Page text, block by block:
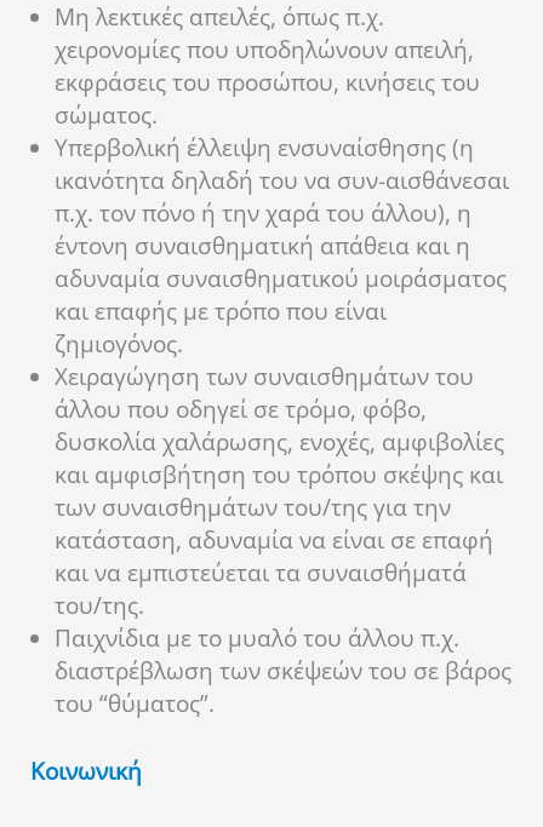
Μη λεκτικές απειλές, όπως π.χ.
χειρονομίες που υποδηλώνουν απειλή,
εκφράσεις του προσώπου, κινήσεις του
σώματος.
Υπερβολική έλλειψη ενσυναίσθησης (η
ικανότητα δηλαδή του να συν-αισθάνεσαι
π.χ. τον πόνο ή την χαρά του άλλου), η
έντονη συναισθηματική απάθεια και η
αδυναμία συναισθηματικού μοιράσματος
και επαφής με τρόπο που είναι
ζημιογόνος.
Χειραγώγηση των συναισθημάτων του
άλλου που οδηγεί σε τρόμο, φόβο,
δυσκολία χαλάρωσης, ενοχές, αμφιβολίες
και αμφισβήτηση του τρόπου σκέψης και
των συναισθημάτων του/της για την
κατάσταση, αδυναμία να είναι σε επαφή
και να εμπιστεύεται τα συναισθήματά
του/της.
Παιχνίδια με το μυαλό του άλλου π.χ.
διαστρέβλωση των σκέψεών του σε βάρος
του “θύματος”.
Κοινωνική